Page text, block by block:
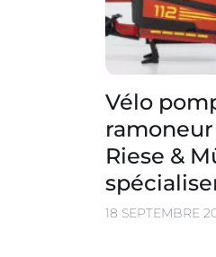
Vélo
ramoneur
Riese &
18 SEPTEMBRE